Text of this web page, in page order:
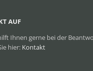
AUF
Ihnen gerne bei der
hier: Kontakt